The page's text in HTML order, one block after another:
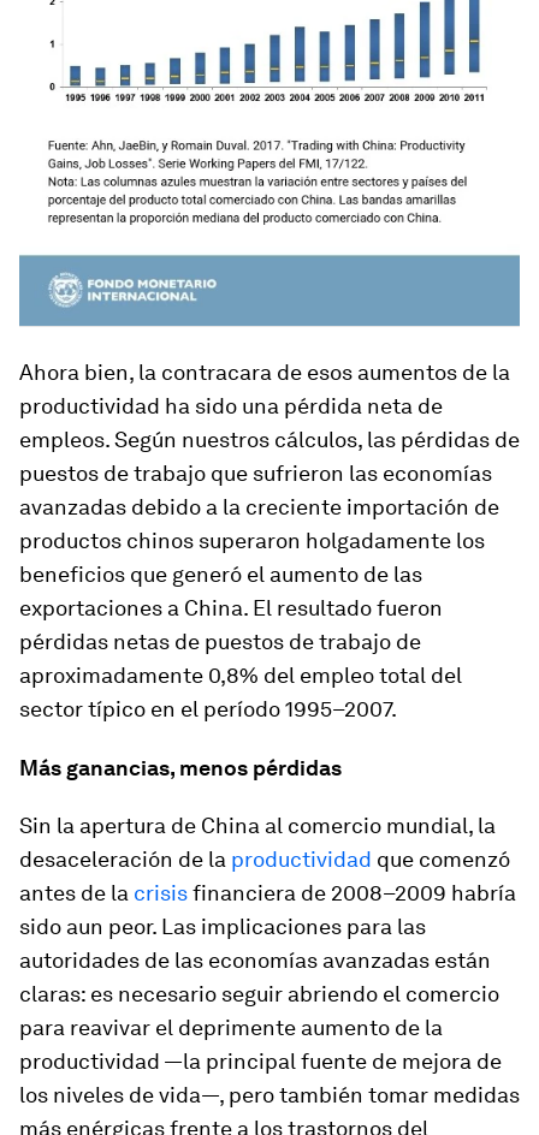
Ahora bien, la contracara de esos aumentos de la
productividad ha sido una pérdida neta de
empleos. Según nuestros cálculos, las pérdidas de
puestos de trabajo que sufrieron las economías
avanzadas debido a la creciente importación de
productos chinos superaron holgadamente los
beneficios que generó el aumento de las
exportaciones a China. El resultado fueron
pérdidas netas de puestos de trabajo de
aproximadamente 0,8% del empleo total del
sector típico en el período 1995–2007.
Más ganancias, menos pérdidas
Sin la apertura de China al comercio mundial, la
desaceleración de la productividad que comenzó
antes de la crisisfinanciera de 2008–2009 habría
sido aun peor. Las implicaciones para las
autoridades de las economías avanzadas están
claras: es necesario seguir abriendo el comercio
para reavivar el deprimente aumento de la
productividad —la principal fuente de mejora de
los niveles de vida—, pero también tomar medidas
más enérgicas frente a los trastornos del